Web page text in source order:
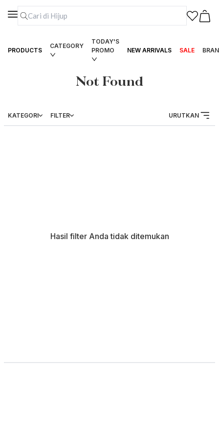
PRODUCTS
CATEGORY
TODAY'S
PROMO
NEW ARRIVALS SALE
Not Found
KATEGORI FILTER URUTKAN
Hasil filter Anda tidak ditemukan